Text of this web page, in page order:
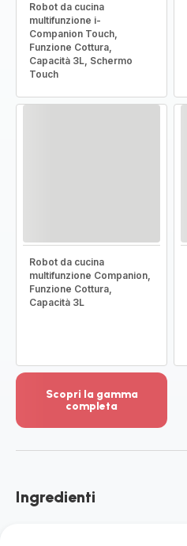
Robot da cucina
multifunzione i-
Companion Touch,
Funzione Cottura,
Capacità 3L, Schermo
Touch
Robot da cucina
multifunzione Companion,
Funzione Cottura,
Capacità 3L
Scopri la gamma
completa
dettagli
la
Ingredienti